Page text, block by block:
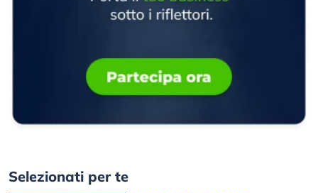
Selezionati per te